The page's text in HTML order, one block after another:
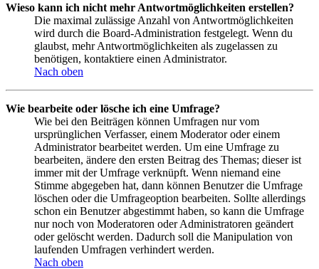
Wieso kann ich nicht mehr Antwortmöglichkeiten erstellen?
Die maximal zulässige Anzahl von Antwortmöglichkeiten
wird durch die Board-Administration festgelegt. Wenn du
glaubst, mehr Antwortmöglichkeiten als zugelassen zu
benötigen, kontaktiere einen Administrator.
Nach oben
Wie bearbeite oder lösche ich eine Umfrage?
Wie bei den Beiträgen können Umfragen nur vom
ursprünglichen Verfasser, einem Moderator oder einem
Administrator bearbeitet werden. Um eine Umfrage zu
bearbeiten, ändere den ersten Beitrag des Themas; dieser ist
immer mit der Umfrage verknüpft. Wenn niemand eine
Stimme abgegeben hat, dann können Benutzer die Umfrage
löschen oder die Umfrageoption bearbeiten. Sollte allerdings
schon ein Benutzer abgestimmt haben, so kann die Umfrage
nur noch von Moderatoren oder Administratoren geändert
oder gelöscht werden. Dadurch soll die Manipulation von
laufenden Umfragen verhindert werden.
Nach oben